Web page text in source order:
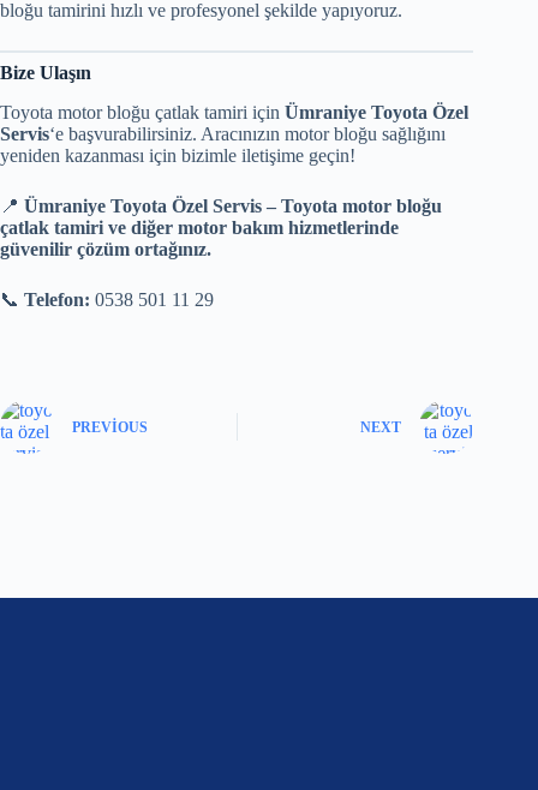
bloğu tamirini hızlı ve profesyonel şekilde yapıyoruz.
Bize Ulaşın
Toyota motor bloğu çatlak tamiri için Ümraniye Toyota Özel
Servis‘e başvurabilirsiniz. Aracınızın motor bloğu sağlığını
yeniden kazanması için bizimle iletişime geçin!
📍 Ümraniye Toyota Özel Servis – Toyota motor bloğu
çatlak tamiri ve diğer motor bakım hizmetlerinde
güvenilir çözüm ortağınız.
📞 Telefon: 0538 501 11 29
PREVIOUS NEXT